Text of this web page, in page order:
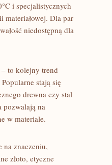
i specjalistycznych
materiałowej. Dla par
niedostępną dla
– to kolejny trend
stają się
drewna czy stal
pozwalają na
w materiale.
na znaczeniu,
złoto, etyczne